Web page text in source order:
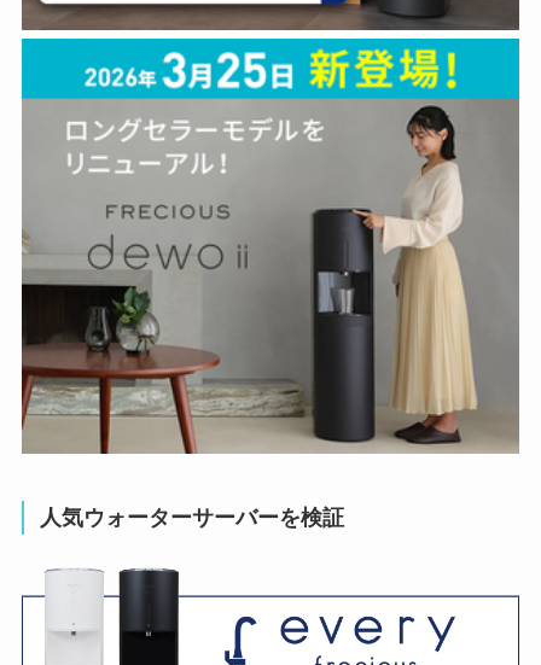
人気ウォーターサーバーを検証